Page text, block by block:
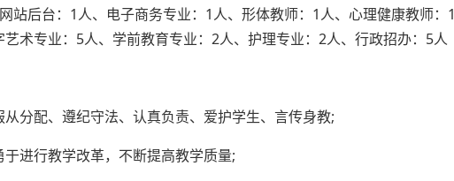
站后台：1人、电子商务专业：1人、形体教师：1人、心理健康教师：1
术专业：5人、学前教育专业：2人、护理专业：2人、行政招办：5人
分配、遵纪守法、认真负责、爱护学生、言传身教;
进行教学改革，不断提高教学质量;